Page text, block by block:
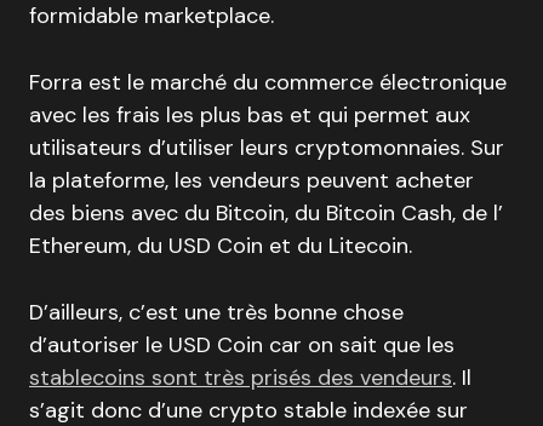
formidable marketplace.
Forra est le marché du commerce électronique
avec les frais les plus bas et qui permet aux
utilisateurs d’utiliser leurs cryptomonnaies. Sur
la plateforme, les vendeurs peuvent acheter
des biens avec du Bitcoin, du Bitcoin Cash, de l’
Ethereum, du USD Coin et du Litecoin.
D’ailleurs, c’est une très bonne chose
d’autoriser le USD Coin car on sait que les
stablecoins sont très prisés des vendeurs. Il
s’agit donc d’une crypto stable indexée sur